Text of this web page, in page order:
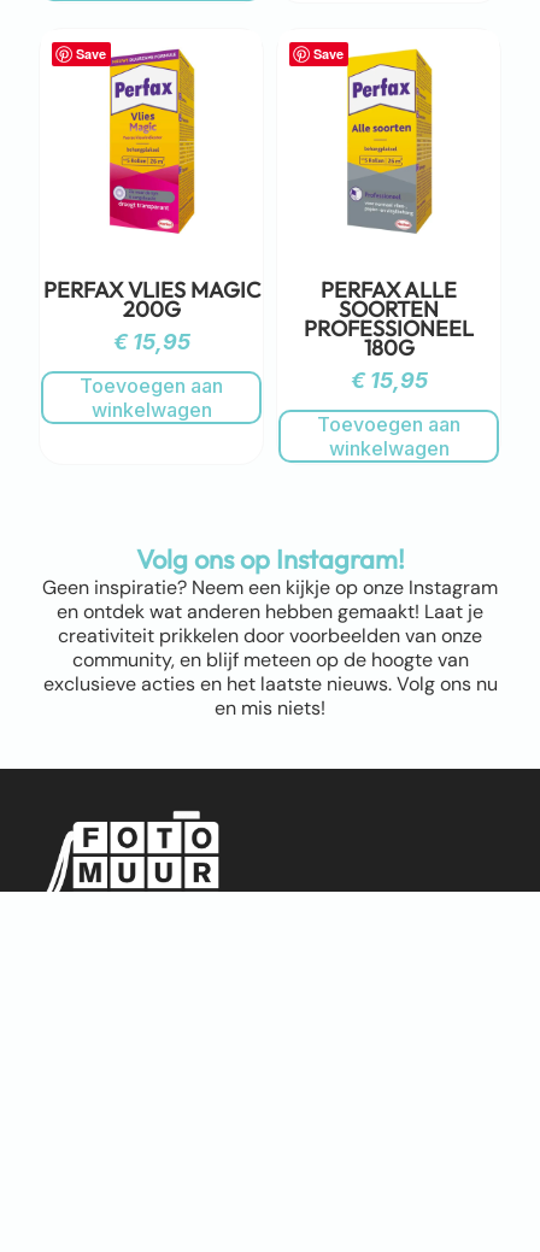
Save
PERFAX VLIES MAGIC
200G
€15,95
Toevoegen aan
winkelwagen
Save
PERFAX ALLE
SOORTEN
PROFESSIONEEL
180G
€15,95
Toevoegen aan
winkelwagen
Volg ons op Instagram!
Geen inspiratie? Neem een kijkje op onze Instagram
en ontdek wat anderen hebben gemaakt! Laat je
creativiteit prikkelen door voorbeelden van onze
community, en blijf meteen op de hoogte van
exclusieve acties en het laatste nieuws. Volg ons nu
en mis niets!